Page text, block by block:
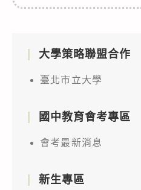
大學策略聯盟合作
臺北市立大學
國中教育會考專區
會考最新消息
新生專區